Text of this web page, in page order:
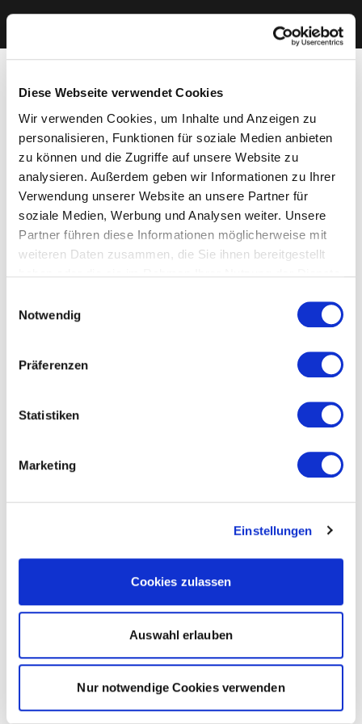
Diese Webseite verwendet Cookies
Wir verwenden Cookies, um Inhalte und Anzeigen zu
personalisieren, Funktionen für soziale Medien anbieten
zu können und die Zugriffe auf unsere Website zu
analysieren. Außerdem geben wir Informationen zu Ihrer
Verwendung unserer Website an unsere Partner für
soziale Medien, Werbung und Analysen weiter. Unsere
Partner führen diese Informationen möglicherweise mit
weiteren Daten zusammen, die Sie ihnen bereitgestellt
Cookies, wenn Sie unsere Webseite weiterhin nutzen.
Notwendig
Präferenzen
Statistiken
Marketing
Einstellungen
Cookies zulassen
Auswahl erlauben
Nur notwendige Cookies verwenden